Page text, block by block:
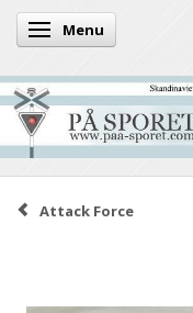
Skifte navigation
Menu
Attack Force